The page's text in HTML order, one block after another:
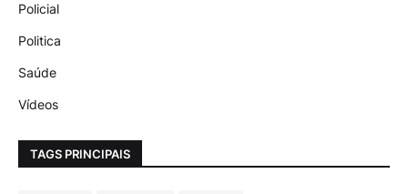
Policial
Politica
Saúde
Vídeos
TAGS PRINCIPAIS